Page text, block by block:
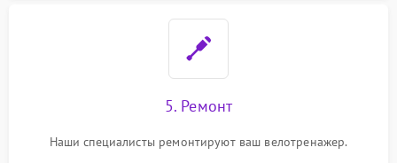
5. Ремонт
Наши специалисты ремонтируют ваш велотренажер.